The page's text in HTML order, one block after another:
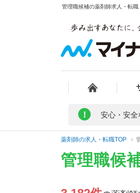
管理職候補の薬剤師求人・転
! 安心・安全
薬剤師の求人・転職TOP
管理職候